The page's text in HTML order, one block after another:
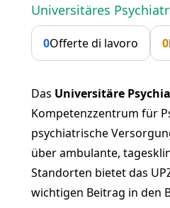
Universitäres
0Offerte di lavoro 0
Das Universitäre
Kompetenzzentrum für
psychiatrische
über ambulante,
Standorten bietet das
wichtigen Beitrag in den